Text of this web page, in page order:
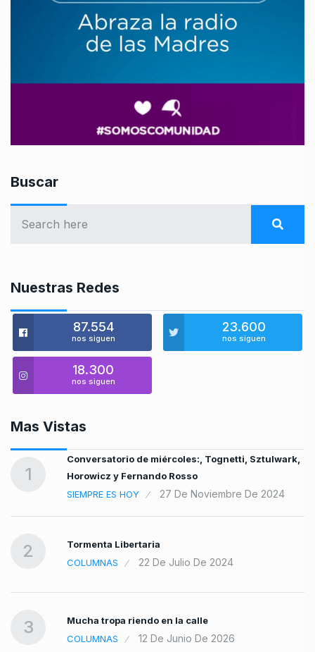
Buscar
Nuestras Redes
87.554
nos siguen
23.600
nos siguen
18.300
nos siguen
Mas Vistas
1
Conversatorio de miércoles:, Tognetti, Sztulwark,
Horowicz y Fernando Rosso
SIEMPRE ES HOY
27 De Noviembre De 2024
2
Tormenta Libertaria
COLUMNAS
22 De Julio De 2024
3
Mucha tropa riendo en la calle
COLUMNAS
12 De Junio De 2026